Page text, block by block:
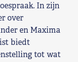
In zijn
over
en Maxima
biedt
tot wat